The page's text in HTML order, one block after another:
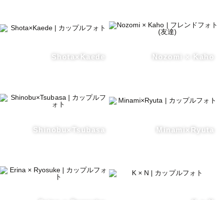
Shota×Kaede Nozomi × Kaho
Shinobu×Tsubasa Minami×Ryuta